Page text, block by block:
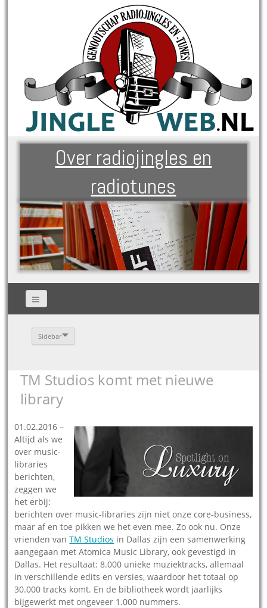
Over radiojingles en
radiotunes
Sidebar
TM Studios komt met nieuwe
library
01.02.2016 –
Altijd als we
over music-
libraries
berichten,
zeggen we
het erbij:
berichten over music-libraries zijn niet onze core-business,
maar af en toe pikken we het even mee. Zo ook nu. Onze
vrienden vanTM Studios in Dallas zijn een samenwerking
aangegaan met Atomica Music Library, ook gevestigd in
Dallas. Het resultaat: 8.000 unieke muziektracks, allemaal
in verschillende edits en versies, waardoor het totaal op
30.000 tracks komt. En de bibliotheek wordt jaarlijks
bijgewerkt met ongeveer 1.000 nummers.